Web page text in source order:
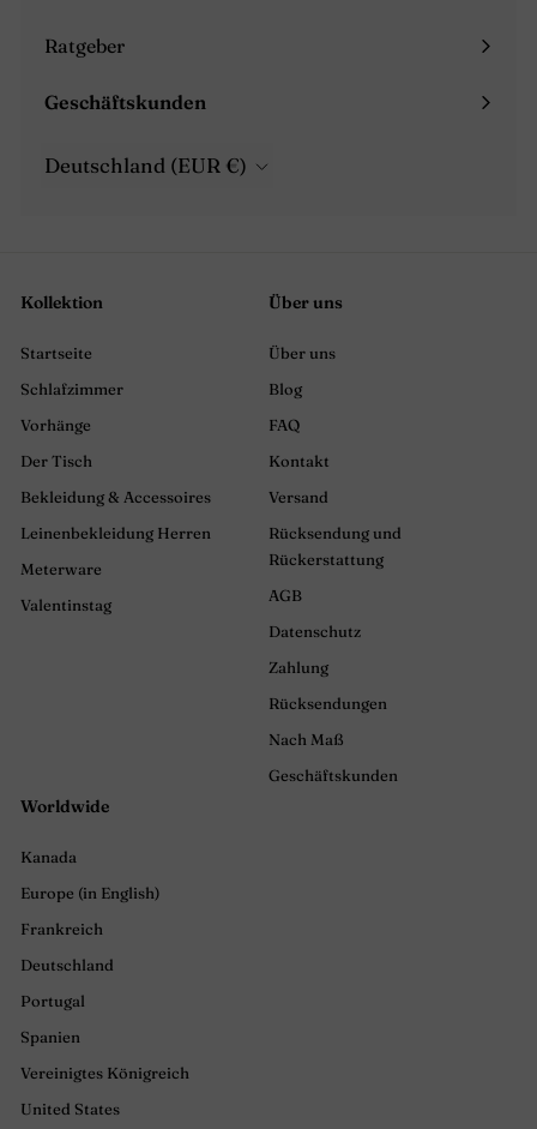
Ratgeber
Menü
maximieren
Geschäftskunden
Deutschland (EUR €)
Kollektion
Startseite
Schlafzimmer
Vorhänge
Der Tisch
Bekleidung & Accessoires
Leinenbekleidung Herren
Meterware
Valentinstag
Über uns
Über uns
Blog
FAQ
Kontakt
Versand
Rücksendung und
Rückerstattung
AGB
Datenschutz
Zahlung
Rücksendungen
Nach Maß
Geschäftskunden
Worldwide
Kanada
Europe (in English)
Frankreich
Deutschland
Portugal
Spanien
Vereinigtes Königreich
United States